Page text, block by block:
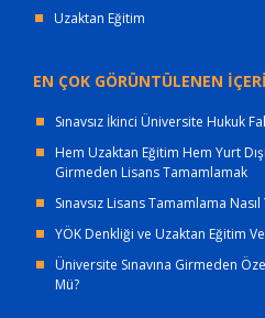
Uzaktan Eğitim
EN ÇOK GÖRÜNTÜLENEN
Sınavsız İkinci Üniversite Hukuk
Hem Uzaktan Eğitim Hem Yurt
Girmeden Lisans Tamamlamak
Sınavsız Lisans Tamamlama Nasıl
YÖK Denkliği ve Uzaktan Eğitim
Üniversite Sınavına Girmeden
Mü?